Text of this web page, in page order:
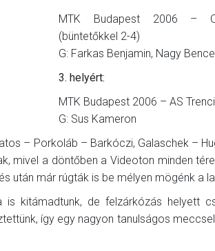
MTK Budapest 2006 –
(büntetőkkel 2-4)
G: Farkas Benjamin, Nagy Bence
3. helyért:
MTK Budapest 2006 – AS
G: Sus Kameron
– Porkoláb – Barkóczi, Galaschek –
mivel a döntőben a Videoton minden
után már rúgták is be mélyen mögénk a
is kitámadtunk, de felzárkózás helyett
így egy nagyon tanulságos